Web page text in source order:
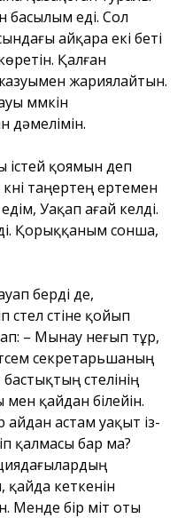
басылым еді. Сол
айқара екі беті
Қалған
жариялайтын.
мүмкін
дәмелімін.
қоямын деп
таңертең ертемен
Уақап ағай келді.
Қорыққаным сонша,
берді де,
үстіне қойып
– Мынау неғып тұр,
секретарьшаның
үстелінің
мен қайдан білейін.
айдан астам уақыт із-
қалмасы бар ма?
кеткенін
Менде бір үміт оты